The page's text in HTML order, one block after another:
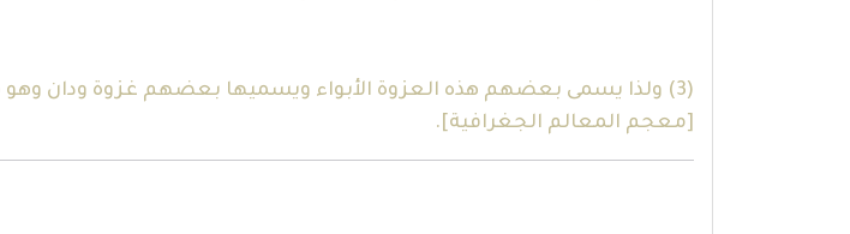
[معجم المعالم الجغرافية].